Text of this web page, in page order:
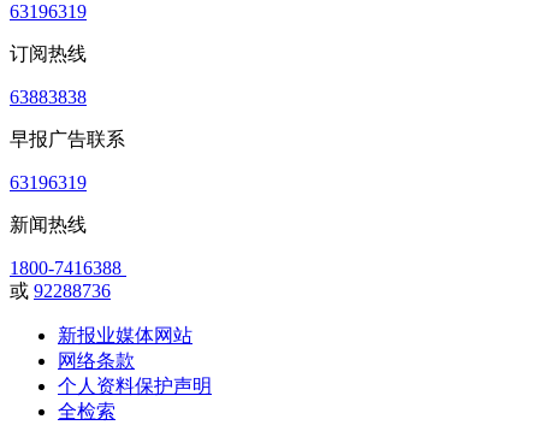
63196319
订阅热线
63883838
早报广告联系
63196319
新闻热线
1800-7416388
或 92288736
新报业媒体网站
网络条款
个人资料保护声明
全检索